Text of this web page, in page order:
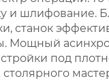
и шлифование.
станок
Мощный
под